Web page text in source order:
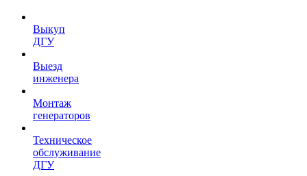
Выкуп
ДГУ
Выезд
инженера
Монтаж
генераторов
Техническое
обслуживание
ДГУ